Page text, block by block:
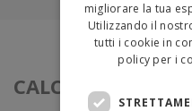
CALCOLA IL
migliorare la tua
Utilizzando il
tutti i cookie in
policy per i